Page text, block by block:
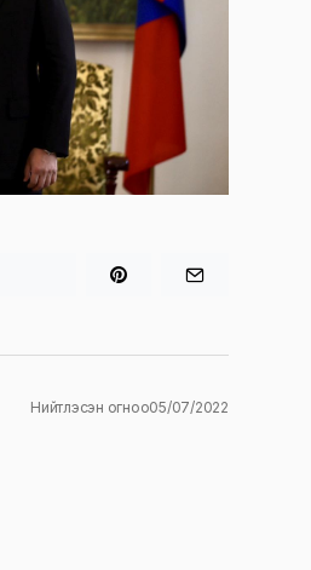
Нийтлэсэн огноо05/07/2022